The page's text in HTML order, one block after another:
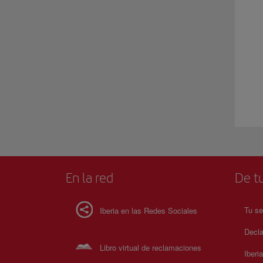
En la red
Iberia en las Redes Sociales
Libro virtual de reclamaciones
De
Tu